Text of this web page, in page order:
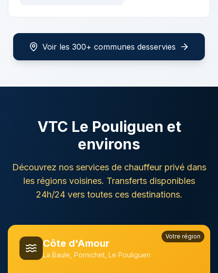
Voir les 300+ communes desservies
VTC Le Pouliguen et
environs
Découvrez nos services de chauffeur privé dans
les régions voisines. Transferts disponibles
24h/24 vers toutes ces destinations.
Votre région
Côte d'Amour
La Baule, Pornichet, Le Pouliguen